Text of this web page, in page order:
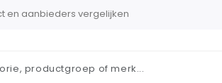
en aanbieders vergelijken